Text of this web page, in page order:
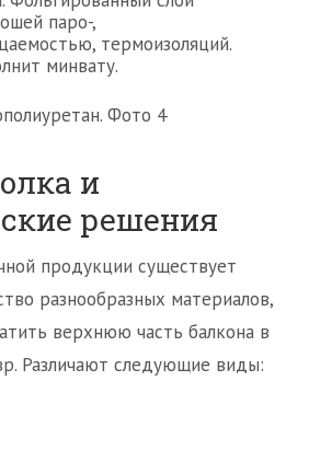
паро-,
термоизоляций.
минвату.
Фото 4
и
решения
продукции существует
разнообразных материалов,
верхнюю часть балкона в
Различают следующие виды: